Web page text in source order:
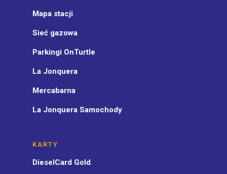
Mapa stacji
Sieć gazowa
Parkingi OnTurtle
La Jonquera
Mercabarna
La Jonquera Samochody
KARTY
DieselCard Gold